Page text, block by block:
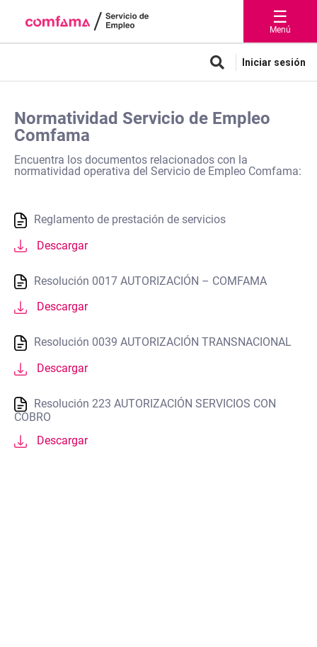
☰
Menú
Iniciar sesión
Normatividad Servicio de Empleo
Comfama
Encuentra los documentos relacionados con la
normatividad operativa del Servicio de Empleo Comfama:
Reglamento de prestación de servicios
Descargar
Resolución 0017 AUTORIZACIÓN – COMFAMA
Descargar
Resolución 0039 AUTORIZACIÓN TRANSNACIONAL
Descargar
Resolución 223 AUTORIZACIÓN SERVICIOS CON
COBRO
Descargar